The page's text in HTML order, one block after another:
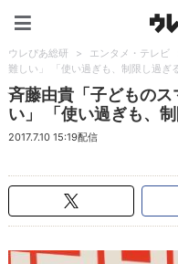
ウレぴあ総研 > エンタメ・テレビ
難しい」 「使い過ぎも、制限し過ぎ
斉藤由貴「子どもの
い」 「使い過ぎも、
2017.7.10 15:19配信